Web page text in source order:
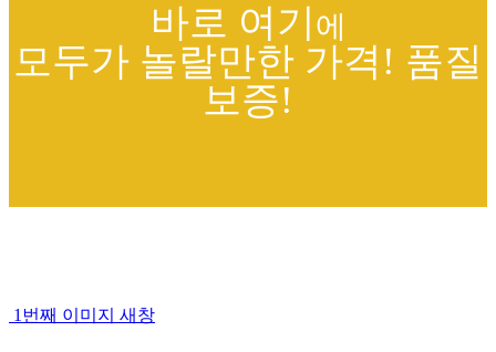
바로 여기 에
모두가 놀랄만한 가격! 품질
보증!
1번째 이미지 새창